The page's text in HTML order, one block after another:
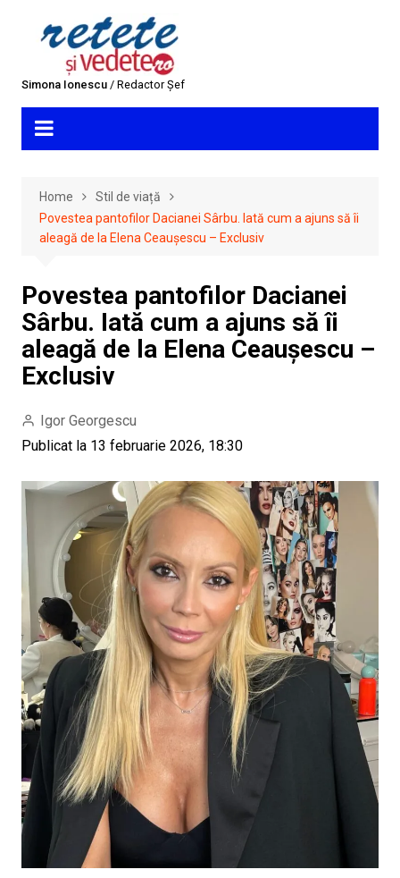
Simona Ionescu/ Redactor Șef
Home
Stil de viață
Povestea pantofilor Dacianei Sârbu. Iată cum a ajuns să îi
aleagă de la Elena Ceaușescu – Exclusiv
Povestea pantofilor Dacianei
Sârbu. Iată cum a ajuns să îi
aleagă de la Elena Ceaușescu –
Exclusiv
Igor Georgescu
Publicat la 13 februarie 2026, 18:30